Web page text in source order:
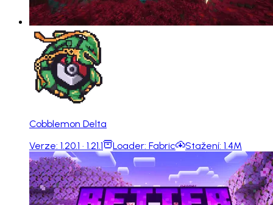
Cobblemon Delta
Verze: 1.20.1 · 1.21.1 Loader: Fabric Stažení: 1.4M